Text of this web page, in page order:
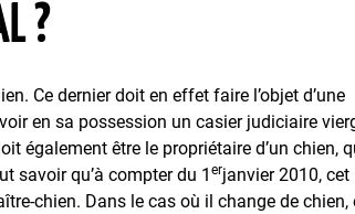
?
Ce dernier doit en effet faire l’objet d’une
en sa possession un casier judiciaire
également être le propriétaire d’un chien,
savoir qu’à compter du 1erjanvier 2010, cet
chien. Dans le cas où il change de chien,